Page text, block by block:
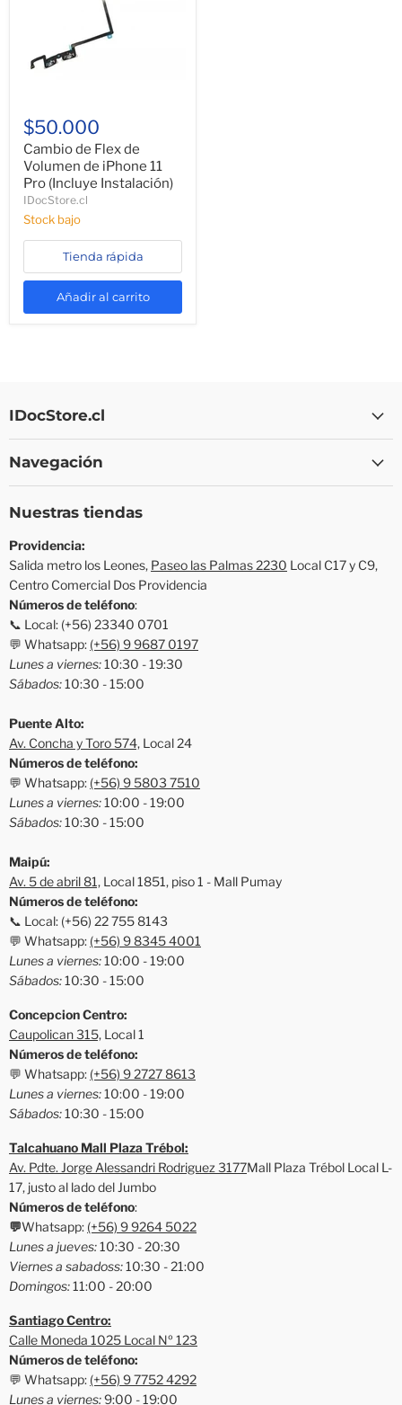
$50.000
Cambio de Flex de
Volumen de iPhone 11
Pro (Incluye Instalación)
IDocStore.cl
Stock bajo
Tienda rápida
Añadir al carrito
IDocStore.cl
Navegación
Nuestras tiendas
Providencia:
Salida metro los Leones, Paseo las Palmas 2230 Local C17 y C9,
Centro Comercial Dos Providencia
Números de teléfono:
📞 Local: (+56) 23340 0701
💬 Whatsapp: (+56) 9 9687 0197
Lunes a viernes:10:30 - 19:30
Sábados:10:30 - 15:00
Puente Alto:
Av. Concha y Toro 574, Local 24
Números de teléfono:
💬 Whatsapp: (+56) 9 5803 7510
Lunes a viernes:10:00 - 19:00
Sábados:10:30 - 15:00
Maipú:
Av. 5 de abril 81, Local 1851, piso 1 - Mall Pumay
Números de teléfono:
📞 Local: (+56) 22 755 8143
💬 Whatsapp: (+56) 9 8345 4001
Lunes a viernes:10:00 - 19:00
Sábados:10:30 - 15:00
Concepcion Centro:
Caupolican 315, Local 1
Números de teléfono:
💬 Whatsapp: (+56) 9 2727 8613
Lunes a viernes:10:00 - 19:00
Sábados:10:30 - 15:00
Talcahuano Mall Plaza Trébol:
Av. Pdte. Jorge Alessandri Rodriguez 3177Mall Plaza Trébol Local L-
17, justo al lado del Jumbo
Números de teléfono:
💬Whatsapp: (+56) 9 9264 5022
Lunes a jueves:10:30 - 20:30
Viernes a sabadoss:10:30 - 21:00
Domingos:11:00 - 20:00
Santiago Centro:
Calle Moneda 1025 Local Nº 123
Números de teléfono:
💬 Whatsapp: (+56) 9 7752 4292
Lunes a viernes:9:00 - 19:00